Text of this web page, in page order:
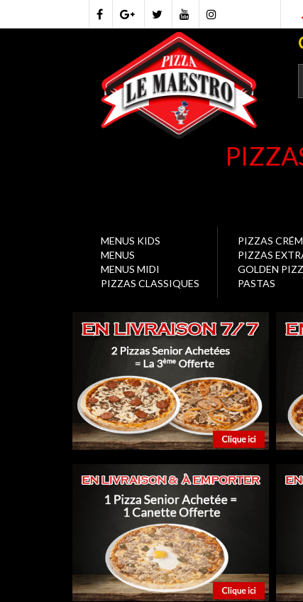
MENUS KIDS
MENUS
MENUS MIDI
PIZZAS CLASSIQUES
PIZZAS
PIZZAS
GOLDEN
PASTAS